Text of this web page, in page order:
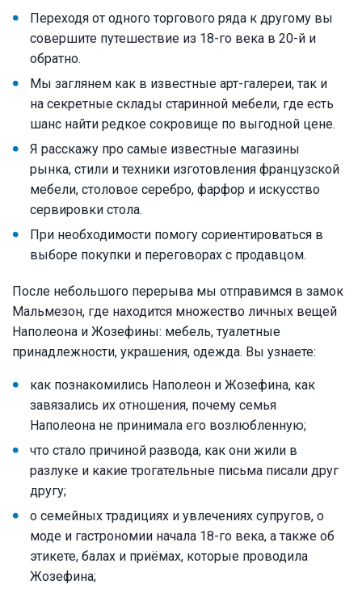
Переходя от одного торгового ряда к другому вы
совершите путешествие из 18-го века в 20-й и
обратно.
Мы заглянем как в известные арт-галереи, так и
на секретные склады старинной мебели, где есть
шанс найти редкое сокровище по выгодной цене.
Я расскажу про самые известные магазины
рынка, стили и техники изготовления французской
мебели, столовое серебро, фарфор и искусство
сервировки стола.
При необходимости помогу сориентироваться в
выборе покупки и переговорах с продавцом.
После небольшого перерыва мы отправимся в замок
Мальмезон, где находится множество личных вещей
Наполеона и Жозефины: мебель, туалетные
принадлежности, украшения, одежда. Вы узнаете:
как познакомились Наполеон и Жозефина, как
завязались их отношения, почему семья
Наполеона не принимала его возлюбленную;
что стало причиной развода, как они жили в
разлуке и какие трогательные письма писали друг
другу;
о семейных традициях и увлечениях супругов, о
моде и гастрономии начала 18-го века, а также об
этикете, балах и приёмах, которые проводила
Жозефина;